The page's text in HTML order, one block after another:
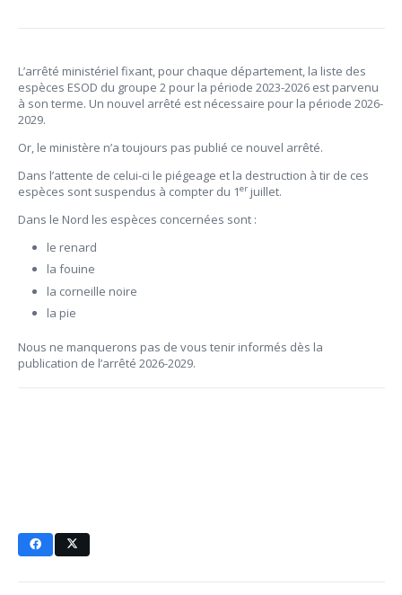
L’arrêté ministériel fixant, pour chaque département, la liste des
espèces ESOD du groupe 2 pour la période 2023-2026 est parvenu
à son terme. Un nouvel arrêté est nécessaire pour la période 2026-
2029.
Or, le ministère n’a toujours pas publié ce nouvel arrêté.
Dans l’attente de celui-ci le piégeage et la destruction à tir de ces
espèces sont suspendus à compter du 1erjuillet.
Dans le Nord les espèces concernées sont :
le renard
la fouine
la corneille noire
la pie
Nous ne manquerons pas de vous tenir informés dès la
publication de l’arrêté 2026-2029.